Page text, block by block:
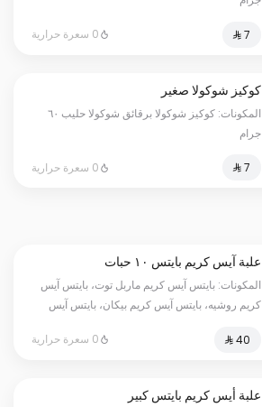
0 سعرة حرارية
كوكيز شوكولا صغير
المكونات: كوكيز شوكولا برقائق شوكولا حليب ٦٠
جرام
0 سعرة حرارية
علبة آيس كريم بايتس ١٠ حبات
المكونات: بايتس آيس كريم ماربل توت، بايتس آيس
كريم روشيه، بايتس آيس كريم بيكان، بايتس آيس
0 سعرة حرارية
علبة أيس كريم بايتس كبير